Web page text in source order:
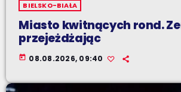
BIELSKO-BIAŁA
Miasto kwitnących rond.
przejeżdżając
today 08.08.2026, 09:40